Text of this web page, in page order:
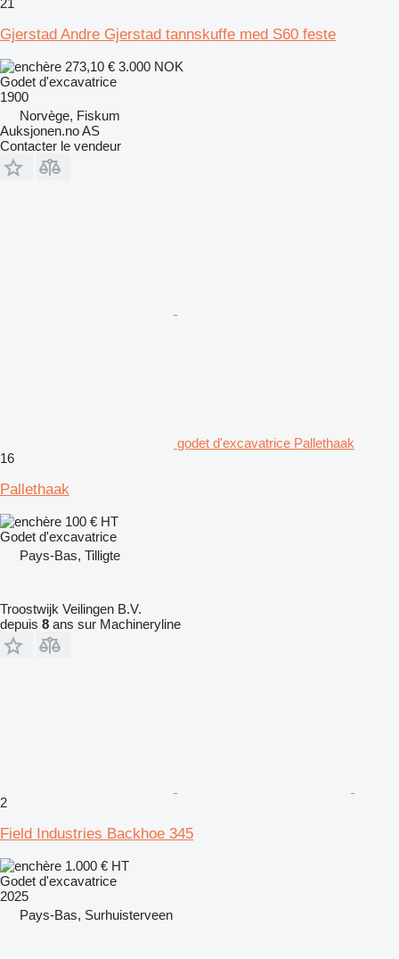
Gjerstad Andre Gjerstad tannskuffe med S60 feste
273,10 € 3.000 NOK
Godet d'excavatrice
1900
Norvège, Fiskum
Auksjonen.no AS
Contacter le vendeur
godet d'excavatrice Pallethaak
16
Pallethaak
100 € HT
Godet d'excavatrice
Pays-Bas, Tilligte
Troostwijk Veilingen B.V.
depuis 8 ans sur Machineryline
2
Field Industries Backhoe 345
1.000 € HT
Godet d'excavatrice
2025
Pays-Bas, Surhuisterveen